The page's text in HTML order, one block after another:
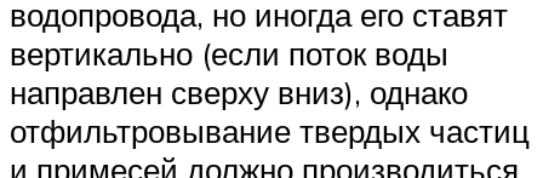
водопровода, но иногда его ставят
вертикально (если поток воды
направлен сверху вниз), однако
отфильтровывание твердых частиц
и примесей должно производиться